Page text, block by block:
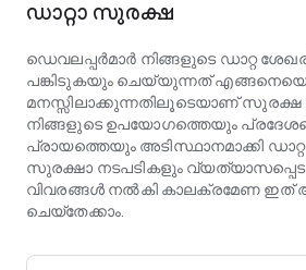
ആഴ്ചതോറുമുള്ള കലണ്ടർ പച്ച, മഞ്ഞ,
▶ രക്തത്തിലെ ഗ്ലൂക്കോസ് ട്രാക്കിംഗ്
ഭക്ഷണ-സന്ദർഭ ടാഗുകൾ
റീഡിംഗുകൾ സ്വമേധയാ ലോഗ്
ഭക്ഷണത്തിന് മുമ്പോ/ശേഷമോ,
ചാർട്ട് ചെയ്ത നിങ്ങളുടെ
എന്താണ് സ്പൈക്ക് ചെയ്യുന്നതെന്നും
നിലനിർത്തുന്നതെന്താണെന്നും
▶ ഏതെങ്കിലും ഭക്ഷണം സ്കാൻ
ഡാറ്റാ സുരക്ഷ
ഡെവലപ്പര്‍മാർ നിങ്ങളുടെ ഡാറ്റ
പങ്കിടുകയും ചെയ്യുന്നത്
മനസ്സിലാക്കുന്നതിലൂടെയാണ് സുരക്ഷ
നിങ്ങളുടെ ഉപയോഗത്തെയും
പ്രായത്തെയും അടിസ്ഥാനമാക്കി
സുരക്ഷാ നടപടികളും
വിവരങ്ങൾ നൽകി കാലക്രമേണ ഇത്
ചെയ്തേക്കാം.